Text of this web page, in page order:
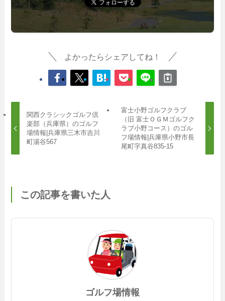
よかったらシェアしてね！
関西クラシックゴルフ倶
楽部（兵庫県）のゴルフ
場情報|兵庫県三木市吉川
町湯谷567
富士小野ゴルフクラブ
（旧 富士ＯＧＭゴルフク
ラブ小野コース）のゴル
フ場情報|兵庫県小野市長
尾町字真谷835-15
この記事を書いた人
ゴルフ場情報